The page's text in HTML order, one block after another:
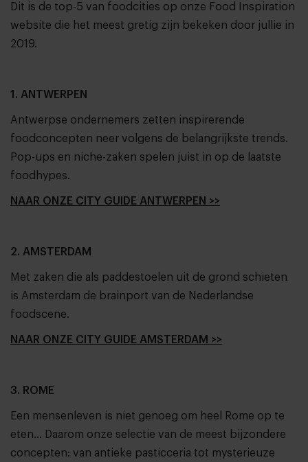
Dit is de top-5 van foodcities op onze Food Inspiration
website die het meest gretig zijn bekeken door jullie in
2019.
1. ANTWERPEN
Antwerpse ondernemers zetten inspirerende
foodconcepten neer volgens de belangrijkste trends.
Pop-ups en niche-zaken spelen juist in op de laatste
foodhypes.
NAAR ONZE CITY GUIDE ANTWERPEN >>
2. AMSTERDAM
Met zaken die als paddestoelen uit de grond schieten
is Amsterdam de brainport van de Nederlandse
foodscene.
NAAR ONZE CITY GUIDE AMSTERDAM >>
3. ROME
Een mensenleven is niet genoeg om heel Rome op te
eten... Daarom onze selectie van de meest bijzondere
concepten: van antieke pasticceria tot mysterieuze